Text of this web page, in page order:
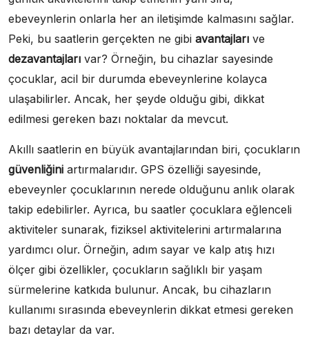
ebeveynlerin onlarla her an iletişimde kalmasını sağlar.
Peki, bu saatlerin gerçekten ne gibi avantajları ve
dezavantajları var? Örneğin, bu cihazlar sayesinde
çocuklar, acil bir durumda ebeveynlerine kolayca
ulaşabilirler. Ancak, her şeyde olduğu gibi, dikkat
edilmesi gereken bazı noktalar da mevcut.
Akıllı saatlerin en büyük avantajlarından biri, çocukların
güvenliğini artırmalarıdır. GPS özelliği sayesinde,
ebeveynler çocuklarının nerede olduğunu anlık olarak
takip edebilirler. Ayrıca, bu saatler çocuklara eğlenceli
aktiviteler sunarak, fiziksel aktivitelerini artırmalarına
yardımcı olur. Örneğin, adım sayar ve kalp atış hızı
ölçer gibi özellikler, çocukların sağlıklı bir yaşam
sürmelerine katkıda bulunur. Ancak, bu cihazların
kullanımı sırasında ebeveynlerin dikkat etmesi gereken
bazı detaylar da var.